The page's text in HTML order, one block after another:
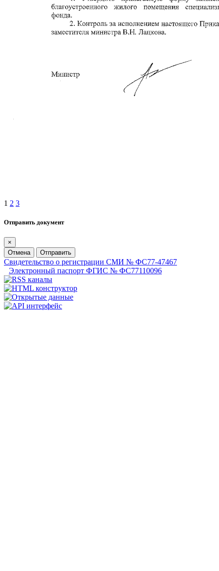
1 2 3
Отправить документ
×
Отмена
Отправить
Свидетельство о регистрации СМИ № ФС77-47467
Электронный паспорт ФГИС № ФС77110096